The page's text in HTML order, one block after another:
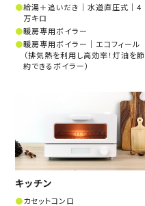
給湯＋追いだき│水道直圧式│4
万キロ
暖房専用ボイラー
暖房専用ボイラー│エコフィール
（排気熱を利用し高効率！灯油を節
約できるボイラー）
キッチン
カセットコンロ